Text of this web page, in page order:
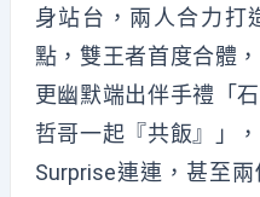
身站台，兩人合力打
點，雙王者首度合體
更幽默端出伴手禮「
哲哥一起『共飯』」
Surprise連連，甚至